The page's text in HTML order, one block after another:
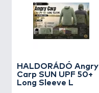
HALDORÁDÓ Angry
Carp SUN UPF 50+
Long Sleeve L